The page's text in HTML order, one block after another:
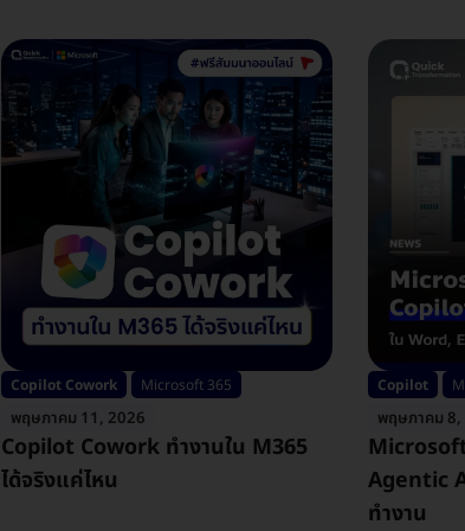
Copilot Cowork Microsoft 365
พฤษภาคม 11, 2026
Copilot Cowork ทำงานใน M365
ได้จริงแค่ไหน
Copilot
พฤษภาคม
Agentic
ทำงาน